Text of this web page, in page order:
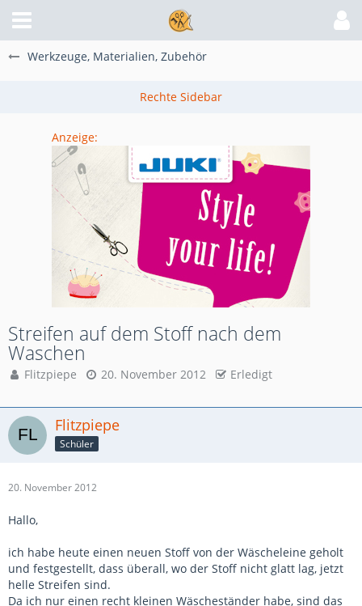
Werkzeuge, Materialien, Zubehör
Anzeige:
Streifen auf dem Stoff nach dem
Waschen
Flitzpiepe 20. November 2012 Erledigt
Flitzpiepe
Schüler
20. November 2012
Hallo,
ich habe heute einen neuen Stoff von der Wäscheleine geholt
und festgestellt, dass überall, wo der Stoff nicht glatt lag, jetzt
helle Streifen sind.
Da ich nur einen recht kleinen Wäscheständer habe, sind das